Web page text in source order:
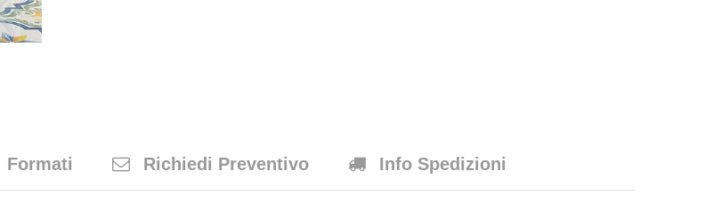
Formati Richiedi Preventivo Info Spedizioni